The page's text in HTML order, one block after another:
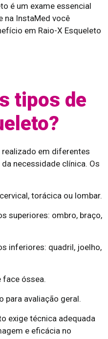
é um exame essencial
na InstaMed você
em Raio-X Esqueleto
tipos de
realizado em diferentes
necessidade clínica. Os
torácica ou lombar.
superiores: ombro, braço,
inferiores: quadril, joelho,
face óssea.
para avaliação geral.
exige técnica adequada
e eficácia no